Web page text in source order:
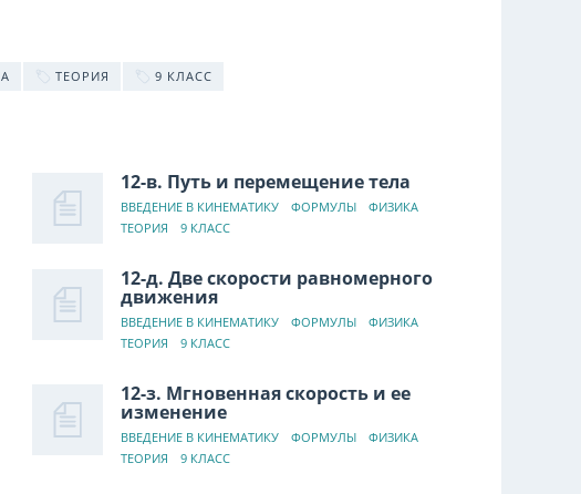
ТЕОРИЯ 9 КЛАСС
12-в. Путь и перемещение тела
ВВЕДЕНИЕ В КИНЕМАТИКУ ФОРМУЛЫ
ФИЗИКА
ТЕОРИЯ
9 КЛАСС
12-д. Две скорости равномерного
движения
ВВЕДЕНИЕ В КИНЕМАТИКУ ФОРМУЛЫ
ФИЗИКА
ТЕОРИЯ
9 КЛАСС
12-з. Мгновенная скорость и ее
изменение
ВВЕДЕНИЕ В КИНЕМАТИКУ ФОРМУЛЫ
ФИЗИКА
ТЕОРИЯ
9 КЛАСС